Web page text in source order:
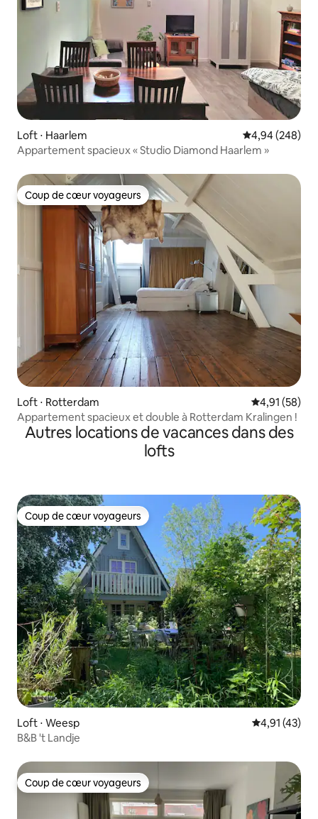
Loft ⋅ Haarlem Évaluation
4,94 (248)
Appartement spacieux « Studio Diamond Haarlem »
Coup de cœur voyageurs
Coup de cœur voyageurs
Loft ⋅ Rotterdam Évaluation
4,91 (58)
Appartement spacieux et double à Rotterdam Kralingen !
Autres locations de vacances dans des
lofts
Coup de cœur voyageurs
Coup de cœur voyageurs
Loft ⋅ Weesp Évaluation
4,91 (43)
B&B 't Landje
Coup de cœur voyageurs
Coup de cœur voyageurs